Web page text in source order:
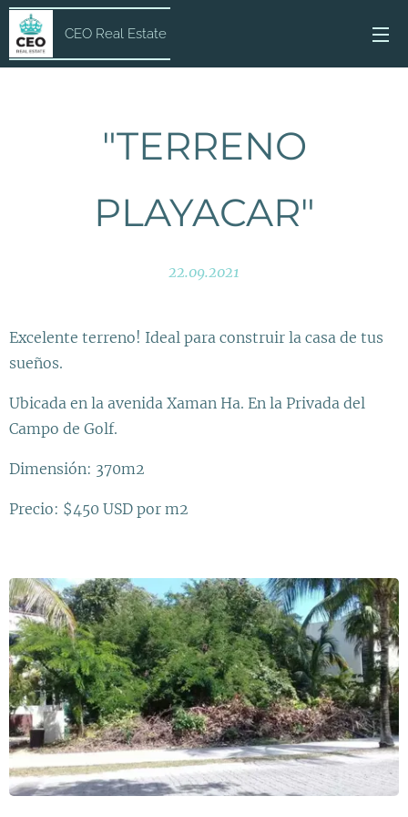
CEO Real Estate
"TERRENO
PLAYACAR"
22.09.2021
Excelente terreno! Ideal para construir la casa de tus
sueños.
Ubicada en la avenida Xaman Ha. En la Privada del
Campo de Golf.
Dimensión: 370m2
Precio: $450 USD por m2